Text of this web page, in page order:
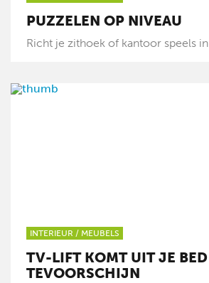
PUZZELEN OP NIVEAU
Richt je zithoek of kantoor speels in
INTERIEUR / MEUBELS
TV-LIFT KOMT UIT JE BED
TEVOORSCHIJN